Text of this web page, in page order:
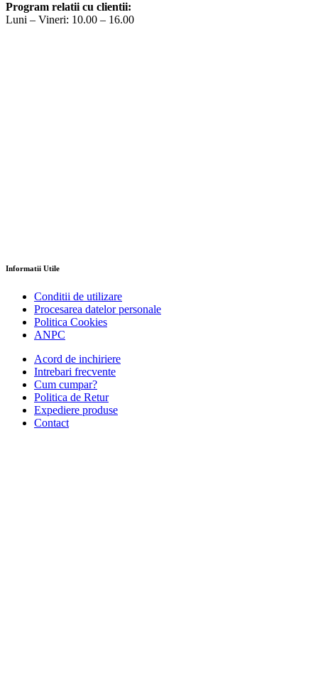
Program relatii cu clientii:
Luni – Vineri: 10.00 – 16.00
Informatii Utile
Conditii de utilizare
Procesarea datelor personale
Politica Cookies
ANPC
Acord de inchiriere
Intrebari frecvente
Cum cumpar?
Politica de Retur
Expediere produse
Contact